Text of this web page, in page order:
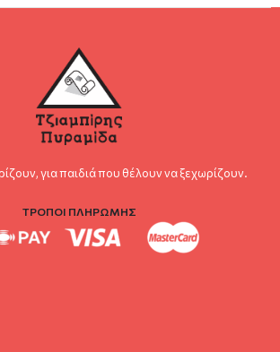
για παιδιά που θέλουν να ξεχωρίζουν.
ΤΡΟΠΟΙ ΠΛΗΡΩΜΗΣ